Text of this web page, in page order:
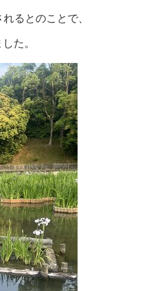
るとのことで、
た。